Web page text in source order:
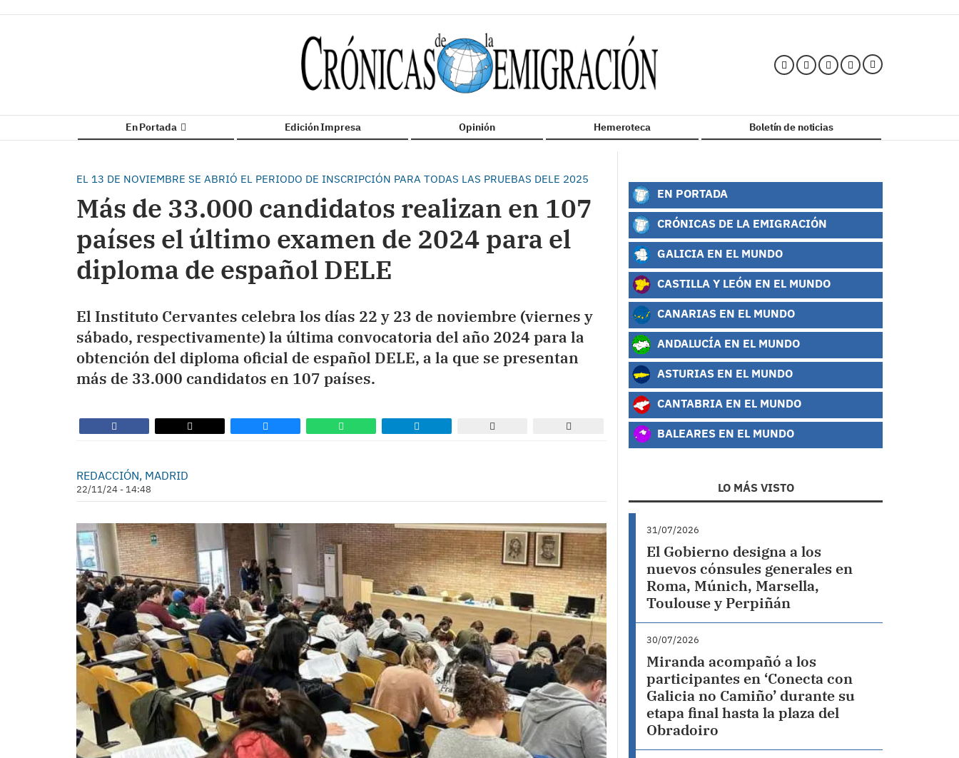
En Portada Edición Impresa Opinión Hemeroteca Boletín de noticias
EL 13 DE NOVIEMBRE SE ABRIÓ EL PERIODO DE INSCRIPCIÓN PARA TODAS LAS PRUEBAS DELE 2025
Más de 33.000 candidatos realizan en 107
países el último examen de 2024 para el
diploma de español DELE
El Instituto Cervantes celebra los días 22 y 23 de noviembre (viernes y
sábado, respectivamente) la última convocatoria del año 2024 para la
obtención del diploma oficial de español DELE, a la que se presentan
más de 33.000 candidatos en 107 países.
REDACCIÓN, MADRID
22/11/24 - 14:48
EN PORTADA
CRÓNICAS DE LA EMIGRACIÓN
GALICIA EN EL MUNDO
CASTILLA Y LEÓN EN EL MUNDO
CANARIAS EN EL MUNDO
ANDALUCÍA EN EL MUNDO
ASTURIAS EN EL MUNDO
CANTABRIA EN EL MUNDO
BALEARES EN EL MUNDO
LO MÁS VISTO
31/07/2026
El Gobierno designa a los
nuevos cónsules generales en
Roma, Múnich, Marsella,
Toulouse y Perpiñán
30/07/2026
Miranda acompañó a los
participantes en ‘Conecta con
Galicia no Camiño’ durante su
etapa final hasta la plaza del
Obradoiro